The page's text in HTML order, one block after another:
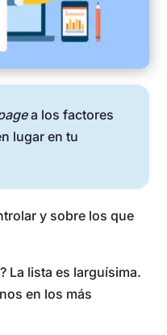
a los factores
lugar en tu
y sobre los que
La lista es larguísima.
en los más